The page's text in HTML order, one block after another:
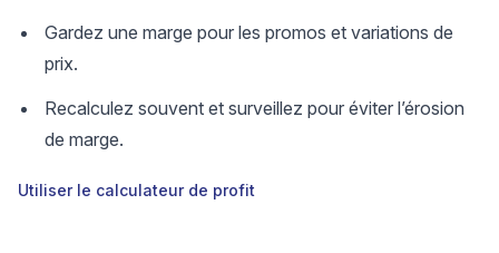
Gardez une marge pour les promos et variations de
prix.
Recalculez souvent et surveillez pour éviter l’érosion
de marge.
Utiliser le calculateur de profit